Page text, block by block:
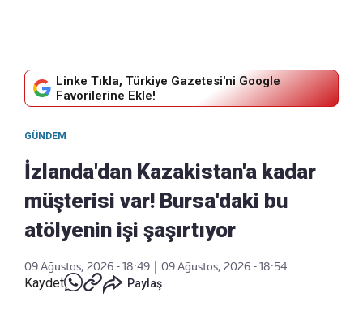
Linke Tıkla, Türkiye Gazetesi'ni Google
Favorilerine Ekle!
GÜNDEM
İzlanda'dan Kazakistan'a kadar
müşterisi var! Bursa'daki bu
atölyenin işi şaşırtıyor
09 Ağustos, 2026 - 18:49 09 Ağustos, 2026 - 18:54
Kaydet Paylaş